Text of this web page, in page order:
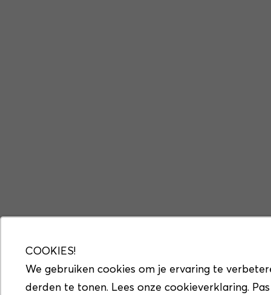
COOKIES!
We gebruiken cookies om je ervaring te
derden te tonen. Lees onze cookieverklaring.